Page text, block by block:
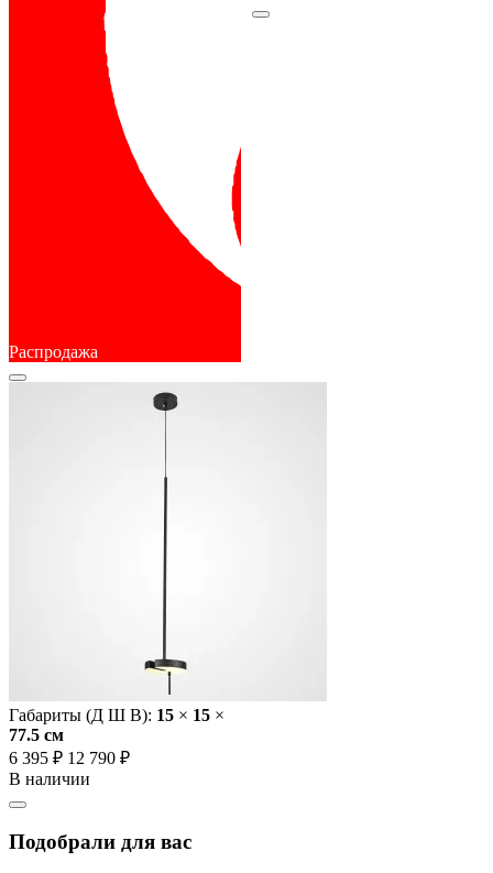
Распродажа
Габариты (Д Ш В): 15 × 15 ×
77.5 cм
6 395 ₽ 12 790 ₽
В наличии
Подобрали для вас